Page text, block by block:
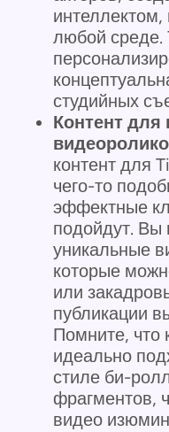
интеллектом,
любой среде.
студийных
Контент
контент для
чего-то
эффектные
подойдут. Вы
уникальные
которые
или
публикации
Помните, что
идеально
стиле би-
фрагментов,
видео